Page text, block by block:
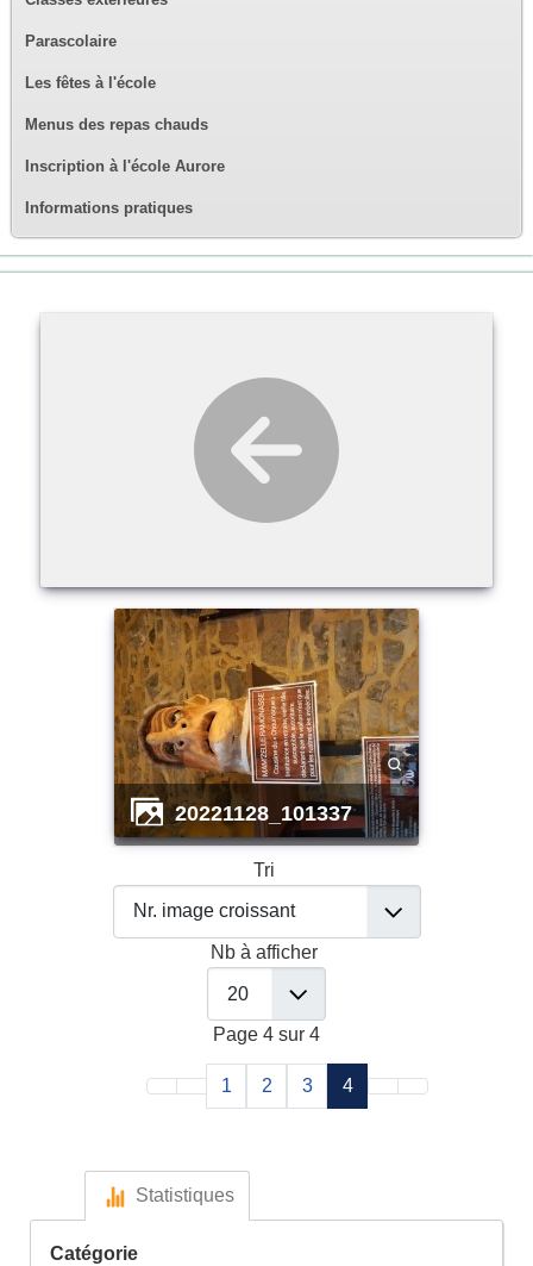
Parascolaire
Les fêtes à l'école
Menus des repas chauds
Inscription à l'école Aurore
Informations pratiques
20221128_101337
Tri
Nb à afficher
Page 4 sur 4
1 2 3 4
Statistiques
Catégorie